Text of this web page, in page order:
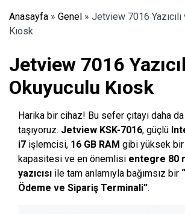
Anasayfa » Genel » Jetview 7016
Kıosk
Jetview 7016
Okuyuculu Kıosk
Harika bir cihaz! Bu sefer çıtayı daha da
taşıyoruz. Jetview KSK-7016, güçlü
i7 işlemcisi, 16 GB RAM gibi yüksek
kapasitesi ve en önemlisi entegre 80
yazıcısı ile tam anlamıyla bağımsız bir
Ödeme ve Sipariş Terminali”.